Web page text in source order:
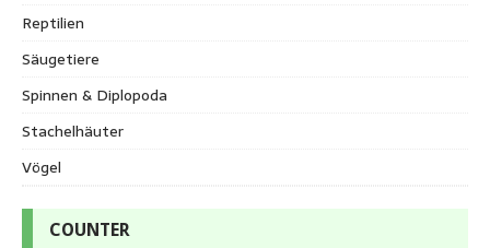
Reptilien
Säugetiere
Spinnen & Diplopoda
Stachelhäuter
Vögel
COUNTER